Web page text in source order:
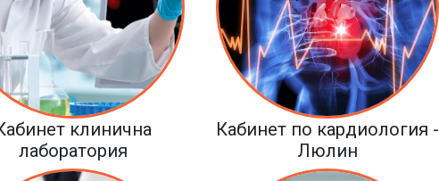
клинична
лаборатория
Кабинет по кардиология -
Люлин